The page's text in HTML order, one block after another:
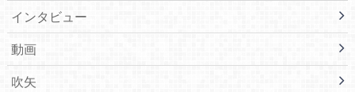
インタビュー
動画
吹矢